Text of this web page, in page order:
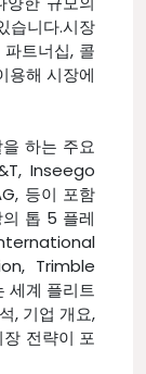
습니다.시장
트너십, 콜
용해 시장에
하는 주요
Inseego
등이 포함
톱 5 플레
Trimble
세계 플리트
, 기업 개요,
전략이 포